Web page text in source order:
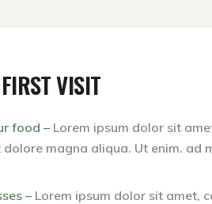
VISIT
food – Lorem ipsum dolor sit
magna aliqua. Ut enim. ad
– Lorem ipsum dolor sit amet,